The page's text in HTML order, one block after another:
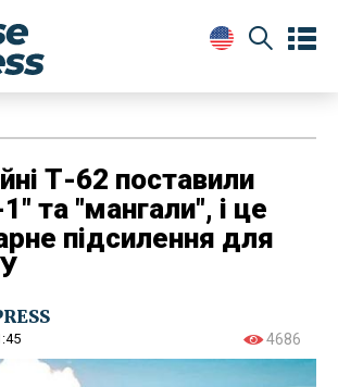
Т-62 поставили
та "мангали", і це
підсилення для
4686